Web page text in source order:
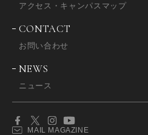
アクセス・キャンパスマップ
CONTACT
お問い合わせ
NEWS
ニュース
MAIL MAGAZINE